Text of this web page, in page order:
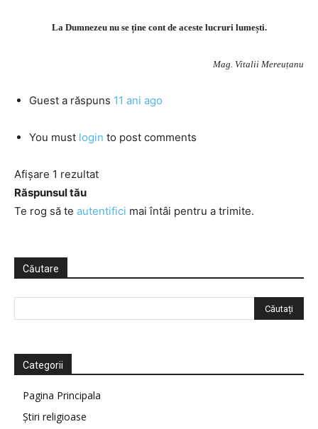
La Dumnezeu nu se ține cont de aceste lucruri lumești.
Mag. Vitalii Mereuțanu
Guest a răspuns 11 ani ago
You must login to post comments
Afișare 1 rezultat
Răspunsul tău
Te rog să te autentifici mai întâi pentru a trimite.
Căutare
Categorii
Pagina Principala
Știri religioase